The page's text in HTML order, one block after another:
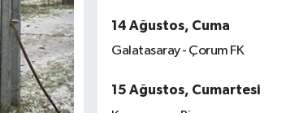
14 Ağustos, Cuma
Galatasaray - Çorum FK
15 Ağustos, Cumartesi